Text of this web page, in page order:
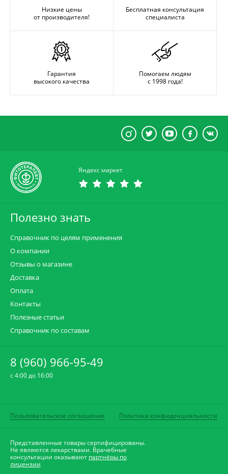
Низкие цены
от производителя!
Бесплатная консультация
специалиста
Гарантия
высокого качества
Помогаем людям
с 1998 года!
Яндекс маркет
Полезно знать
Справочник по целям применения
О компании
Отзывы о магазине
Доставка
Оплата
Контакты
Полезные статьи
Справочник по составам
8 (960) 966-95-49
c 4:00 до 16:00
Пользовательское соглашение Политика конфиденциальности
Представленные товары сертифицированы.
Не являются лекарствами. Врачебные
консультации оказывают партнёры по
лицензии